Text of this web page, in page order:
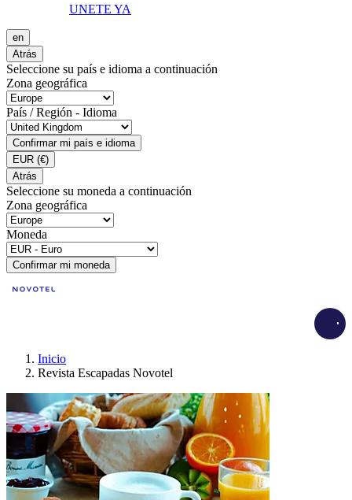
UNETE YA
en
Atrás
Seleccione su país e idioma a continuación
Zona geográfica
País / Región - Idioma
Confirmar mi país e idioma
EUR (€)
Atrás
Seleccione su moneda a continuación
Zona geográfica
Moneda
Confirmar mi moneda
Inicio
Revista Escapadas Novotel